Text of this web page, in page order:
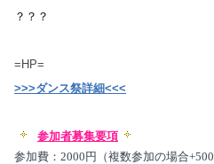
？？？
=HP=
>>>ダンス祭詳細<<<
参加者募集要項
参加費： 2000円（複数参加の場合+500